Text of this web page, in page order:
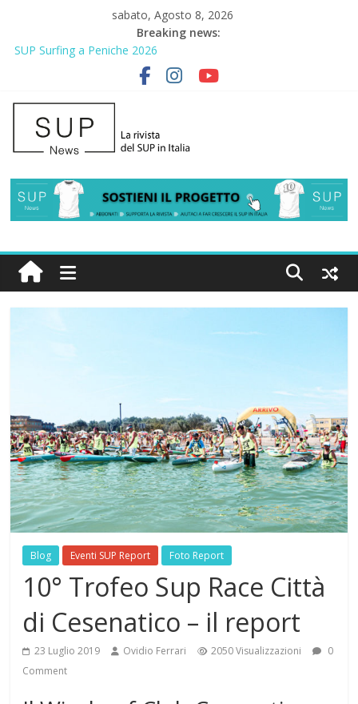
sabato, Agosto 8, 2026
Breaking news:
SUP Surfing a Peniche 2026
AirSUP a Gallico: prima storica gara per Reggio Calabria
Gallico Paddle Fest 2026: sul lungomare di Gallico torna la festa
del SUP
Porto Selvaggio, a lezione di soccorso con la giornata della
prevenzione
2° Urban Sup Trophy: la regata solidale per lo IOR
Blog Eventi SUP Report Foto Report
10° Trofeo Sup Race Città
di Cesenatico – il report
23 Luglio 2019 Ovidio Ferrari 2050 Visualizzazioni
0
Comment